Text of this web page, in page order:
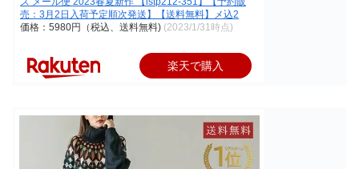
売：3月2日入荷予定順次発送】【送料無料】メ込2
価格：5980円（税込、送料無料) (2023/1/31時点)
楽天で購入